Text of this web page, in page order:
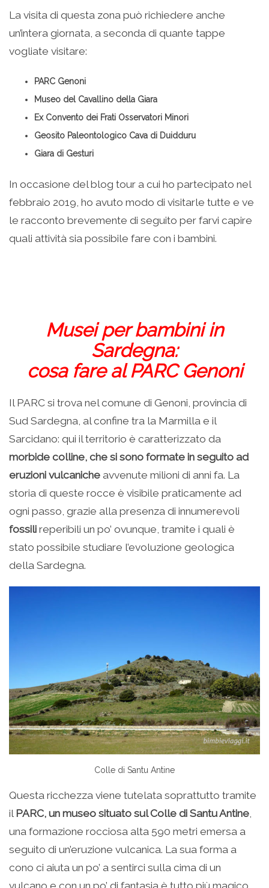
La visita di questa zona può richiedere anche
un’intera giornata, a seconda di quante tappe
vogliate visitare:
PARC Genoni
Museo del Cavallino della Giara
Ex Convento dei Frati Osservatori Minori
Geosito Paleontologico Cava di Duidduru
Giara di Gesturi
In occasione del blog tour a cui ho partecipato nel
febbraio 2019, ho avuto modo di visitarle tutte e ve
le racconto brevemente di seguito per farvi capire
quali attività sia possibile fare con i bambini.
Musei per bambini in
Sardegna:
cosa fare al PARC Genoni
Il PARC si trova nel comune di Genoni, provincia di
Sud Sardegna, al confine tra la Marmilla e il
Sarcidano: qui il territorio è caratterizzato da
morbide colline, che si sono formate in seguito ad
eruzioni vulcaniche avvenute milioni di anni fa. La
storia di queste rocce è visibile praticamente ad
ogni passo, grazie alla presenza di innumerevoli
fossili reperibili un po’ ovunque, tramite i quali è
stato possibile studiare l’evoluzione geologica
della Sardegna.
Colle di Santu Antine
Questa ricchezza viene tutelata soprattutto tramite
il PARC, un museo situato sul Colle di Santu Antine
una formazione rocciosa alta 590 metri emersa a
seguito di un’eruzione vulcanica. La sua forma a
cono ci aiuta un po’ a sentirci sulla cima di un
vulcano e con un po’ di fantasia è tutto più magico